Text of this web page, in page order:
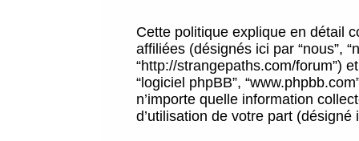
Cette politique explique en détail
affiliées (désignés ici par “nous”,
“http://strangepaths.com/forum”)
“logiciel phpBB”,
n’importe quelle information
d’utilisation de votre part (désigné